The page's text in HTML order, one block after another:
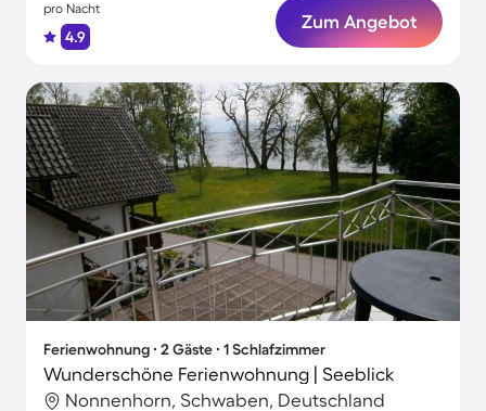
pro Nacht
4.9
Zum Angebot
Ferienwohnung ∙ 2 Gäste ∙ 1 Schlafzimmer
Wunderschöne Ferienwohnung | Seeblick
Nonnenhorn, Schwaben, Deutschland